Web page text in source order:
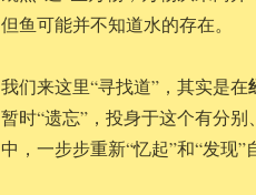
但鱼可能并不知道水的存在。
我们来这里“寻找道”，其实是在
暂时“遗忘”，投身于这个有分
中，一步步重新“忆起”和“发现”